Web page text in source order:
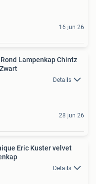
16 jun 26
Lampenkap Chintz
Details
28 jun 26
Eric Kuster velvet
Details